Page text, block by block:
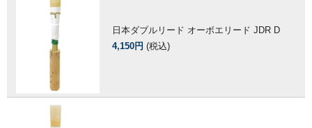
日本ダブルリード オーボエリード JDR D
4,150円 (税込)